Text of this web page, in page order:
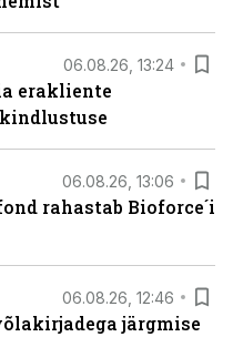
06.08.26, 13:24
erakliente
06.08.26, 13:06
rahastab Bioforce´i
06.08.26, 12:46
järgmise